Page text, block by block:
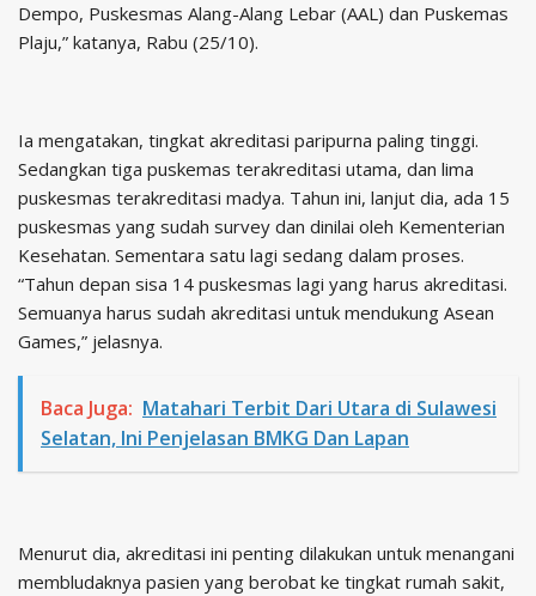
Dempo, Puskesmas Alang-Alang Lebar (AAL) dan Puskemas
Plaju,” katanya, Rabu (25/10).
Ia mengatakan, tingkat akreditasi paripurna paling tinggi.
Sedangkan tiga puskemas terakreditasi utama, dan lima
puskesmas terakreditasi madya. Tahun ini, lanjut dia, ada 15
puskesmas yang sudah survey dan dinilai oleh Kementerian
Kesehatan. Sementara satu lagi sedang dalam proses.
“Tahun depan sisa 14 puskesmas lagi yang harus akreditasi.
Semuanya harus sudah akreditasi untuk mendukung Asean
Games,” jelasnya.
Baca Juga: Matahari Terbit Dari Utara di Sulawesi
Selatan, Ini Penjelasan BMKG Dan Lapan
Menurut dia, akreditasi ini penting dilakukan untuk menangani
membludaknya pasien yang berobat ke tingkat rumah sakit,